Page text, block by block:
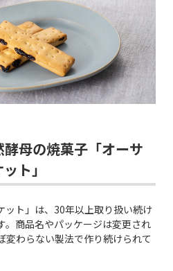
母の焼菓子「オーサ
ト」
ット」は、30年以上取り扱い続け
。商品名やパッケージは変更され
変わらない製法で作り続けられて